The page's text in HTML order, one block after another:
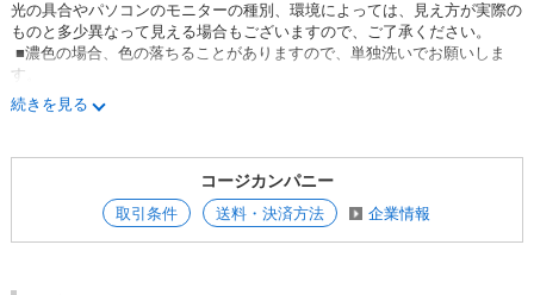
光の具合やパソコンのモニターの種別、環境によっては、見え方が実際の
ものと多少異なって見える場合もございますので、ご了承ください。
■濃色の場合、色の落ちることがありますので、単独洗いでお願いしま
す。
洗濯は手洗いをお勧めしますが場合によっては縮みが生じる恐れがありま
すのでご了承下さい。
続きを見る
コージカンパニー
取引条件 送料・決済方法 企業情報